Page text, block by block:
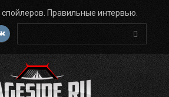
Правильные интервью.
Поиск: